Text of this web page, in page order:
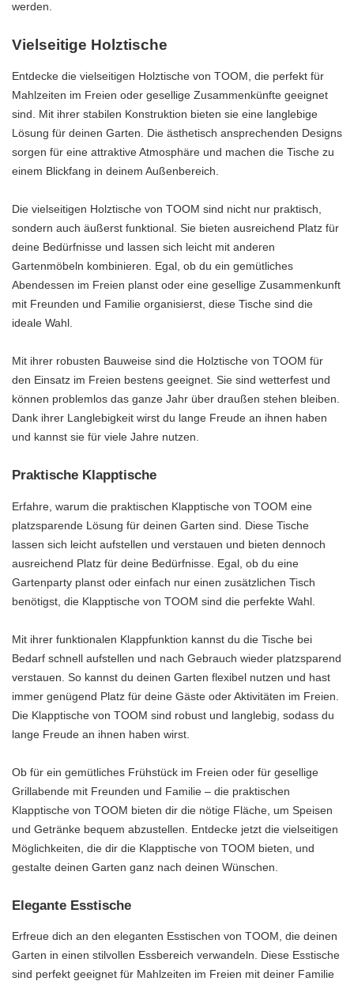
werden.
Vielseitige Holztische
Entdecke die vielseitigen Holztische von TOOM, die perfekt für
Mahlzeiten im Freien oder gesellige Zusammenkünfte geeignet
sind. Mit ihrer stabilen Konstruktion bieten sie eine langlebige
Lösung für deinen Garten. Die ästhetisch ansprechenden Designs
sorgen für eine attraktive Atmosphäre und machen die Tische zu
einem Blickfang in deinem Außenbereich.
Die vielseitigen Holztische von TOOM sind nicht nur praktisch,
sondern auch äußerst funktional. Sie bieten ausreichend Platz für
deine Bedürfnisse und lassen sich leicht mit anderen
Gartenmöbeln kombinieren. Egal, ob du ein gemütliches
Abendessen im Freien planst oder eine gesellige Zusammenkunft
mit Freunden und Familie organisierst, diese Tische sind die
ideale Wahl.
Mit ihrer robusten Bauweise sind die Holztische von TOOM für
den Einsatz im Freien bestens geeignet. Sie sind wetterfest und
können problemlos das ganze Jahr über draußen stehen bleiben.
Dank ihrer Langlebigkeit wirst du lange Freude an ihnen haben
und kannst sie für viele Jahre nutzen.
Praktische Klapptische
Erfahre, warum die praktischen Klapptische von TOOM eine
platzsparende Lösung für deinen Garten sind. Diese Tische
lassen sich leicht aufstellen und verstauen und bieten dennoch
ausreichend Platz für deine Bedürfnisse. Egal, ob du eine
Gartenparty planst oder einfach nur einen zusätzlichen Tisch
benötigst, die Klapptische von TOOM sind die perfekte Wahl.
Mit ihrer funktionalen Klappfunktion kannst du die Tische bei
Bedarf schnell aufstellen und nach Gebrauch wieder platzsparend
verstauen. So kannst du deinen Garten flexibel nutzen und hast
immer genügend Platz für deine Gäste oder Aktivitäten im Freien.
Die Klapptische von TOOM sind robust und langlebig, sodass du
lange Freude an ihnen haben wirst.
Ob für ein gemütliches Frühstück im Freien oder für gesellige
Grillabende mit Freunden und Familie – die praktischen
Klapptische von TOOM bieten dir die nötige Fläche, um Speisen
und Getränke bequem abzustellen. Entdecke jetzt die vielseitigen
Möglichkeiten, die dir die Klapptische von TOOM bieten, und
gestalte deinen Garten ganz nach deinen Wünschen.
Elegante Esstische
Erfreue dich an den eleganten Esstischen von TOOM, die deinen
Garten in einen stilvollen Essbereich verwandeln. Diese Esstische
sind perfekt geeignet für Mahlzeiten im Freien mit deiner Familie